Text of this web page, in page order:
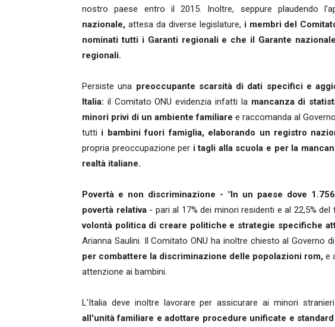
nostro paese entro il 2015. Inoltre, seppure plaudendo
nazionale, attesa da diverse legislature, i membri del
nominati tutti i Garanti regionali e che il Garante
regionali.
Persiste una preoccupante scarsità di dati specifici e
Italia: il Comitato ONU evidenzia infatti la mancanza di
minori privi di un ambiente familiare e raccomanda al
tutti i bambini fuori famiglia, elaborando un registro
propria preoccupazione per i tagli alla scuola e per la
realtà italiane.
Povertà e non discriminazione - "In un paese dove
povertà relativa- pari al 17% dei minori residenti e al 22,5% del
volontà politica di creare politiche e strategie specifiche
Arianna Saulini. Il Comitato ONU ha inoltre chiesto al Governo
per combattere la discriminazione delle popolazioni rom, e
attenzione ai bambini.
L'Italia deve inoltre lavorare per assicurare ai minori stranieri
all'unità familiare e adottare procedure unificate e